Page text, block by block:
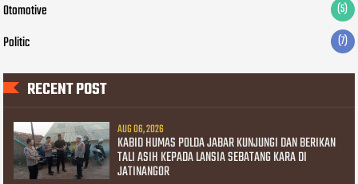
Otomotive (5)
Politic (7)
RECENT POST
AUG 06, 2026
KABID HUMAS POLDA JABAR KUNJUNGI DAN BERIKAN
TALI ASIH KEPADA LANSIA SEBATANG KARA DI
JATINANGOR